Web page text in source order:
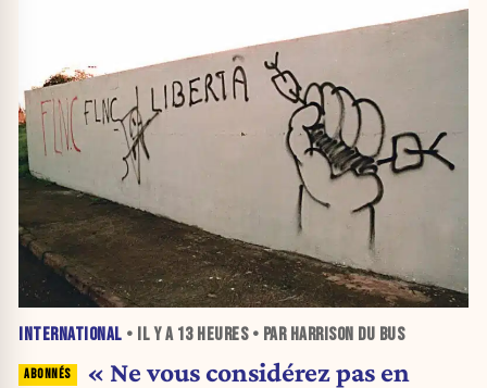
INTERNATIONAL • IL Y A 13 HEURES• PAR HARRISON DU BUS
« Ne vous considérez pas en